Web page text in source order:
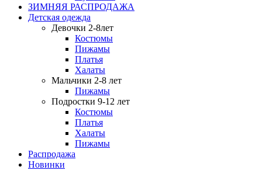
ЗИМНЯЯ РАСПРОДАЖА
Детская одежда
Девочки 2-8лет
Костюмы
Пижамы
Платья
Халаты
Мальчики 2-8 лет
Пижамы
Подростки 9-12 лет
Костюмы
Платья
Халаты
Пижамы
Распродажа
Новинки